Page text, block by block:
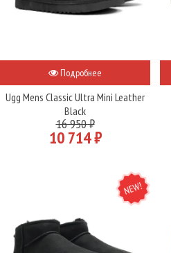
Подробнее
Ugg Mens Classic Ultra Mini Leather
Black
16 950 ₽
10 714 ₽
NEW